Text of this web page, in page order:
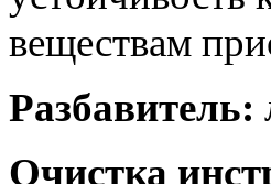
веществам
Разбавитель:
Очистка